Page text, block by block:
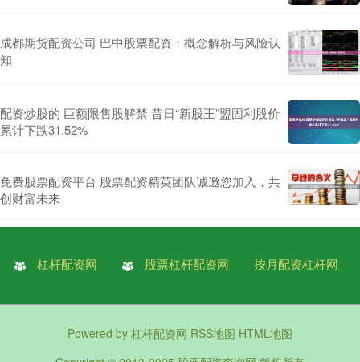
成都期货配资公司 巴中股票配资：概念解析与风险认
知
配资炒股的 巨额限售股解禁 昔日“新股王”盟固利股价
累计下跌31.52%
免费股票配资平台 股票配资精英团队诚邀您加入，共
创财富未来
杠杆配资网 股票杠杆配资网 按月配资杠杆网
Powered by 杠杆配资网 RSS地图 HTML地图